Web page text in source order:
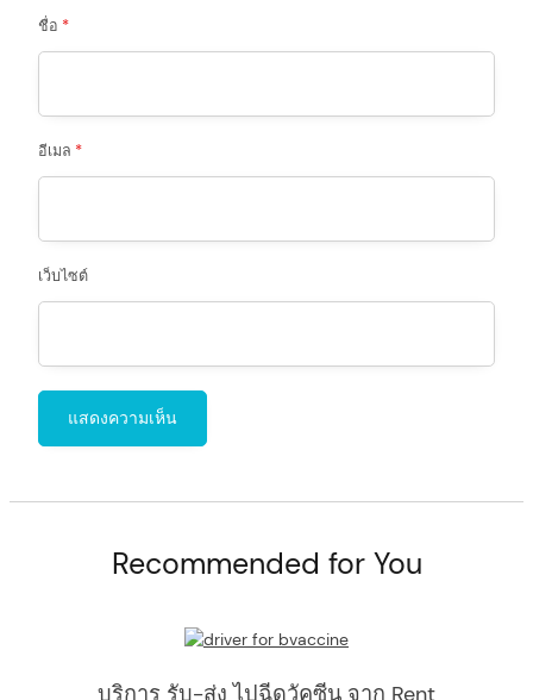
ชื่อ *
อีเมล *
เว็บไซต์
Recommended for You
บริการ รับ-ส่ง ไปฉีดวัคซีน จาก Rent